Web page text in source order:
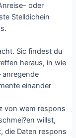
oder
Stelldichein
Sic findest du
heraus, in wie
einander
von wem respons
willst,
die Daten respons